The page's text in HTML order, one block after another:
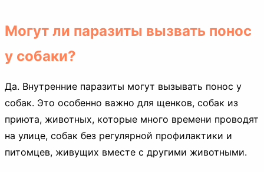
Могут ли паразиты вызвать понос
у собаки?
Да. Внутренние паразиты могут вызывать понос у
собак. Это особенно важно для щенков, собак из
приюта, животных, которые много времени проводят
на улице, собак без регулярной профилактики и
питомцев, живущих вместе с другими животными.